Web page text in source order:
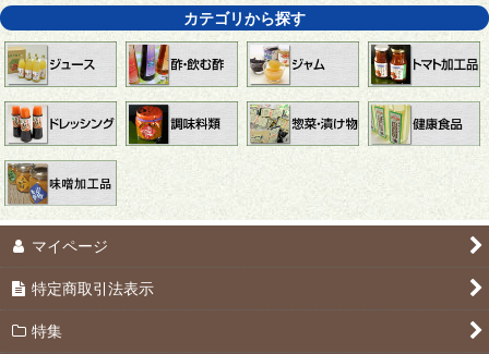
カテゴリから探す
マイページ
特定商取引法表示
特集